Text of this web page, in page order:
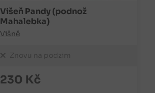
Višeň Pandy (podnož
Mahalebka)
Višně
Znovu na podzim
230 Kč